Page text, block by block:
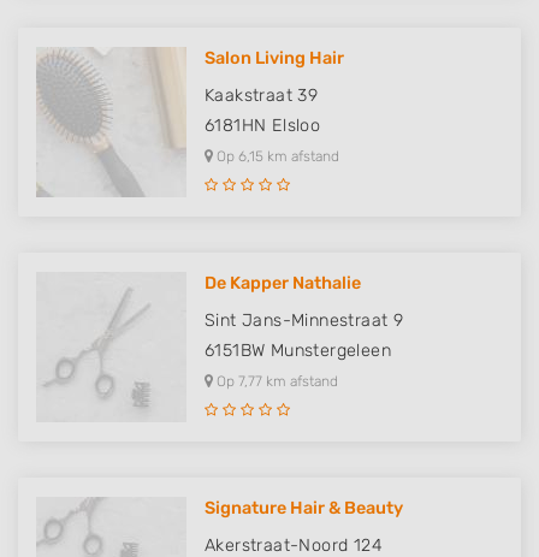
Salon Living Hair
Kaakstraat 39
6181HN Elsloo
Op 6,15 km afstand
De Kapper Nathalie
Sint Jans-Minnestraat 9
6151BW Munstergeleen
Op 7,77 km afstand
Signature Hair & Beauty
Akerstraat-Noord 124